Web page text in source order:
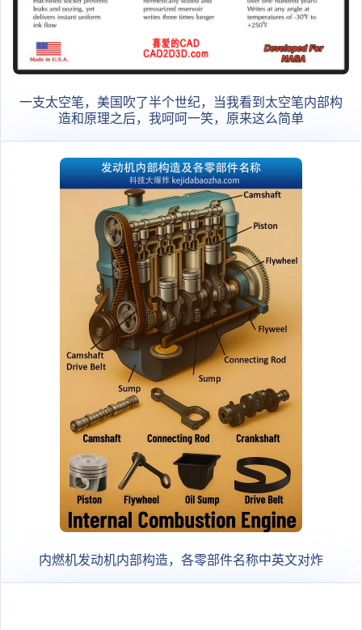
一支太空笔，美国吹了半个世纪，当我看到太空笔内部构
造和原理之后，我呵呵一笑，原来这么简单
内燃机发动机内部构造，各零部件名称中英文对炸